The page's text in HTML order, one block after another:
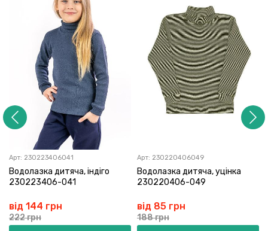
Арт: 230223406041
Водолазка дитяча, індіго
230223406-041
від 144 грн
222 грн
Арт: 230220406049
Водолазка дитяча, уцінка
230220406-049
від 85 грн
188 грн